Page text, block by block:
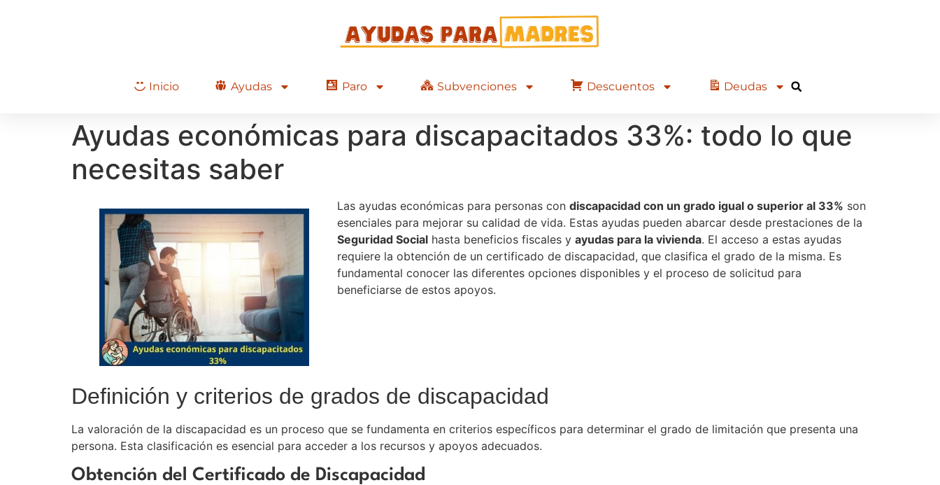
Inicio Ayudas Paro Subvenciones Descuentos Deudas
Ayudas económicas para discapacitados 33%: todo lo que
necesitas saber
Las ayudas económicas para personas con discapacidad con un grado igual o superior al 33% son
esenciales para mejorar su calidad de vida. Estas ayudas pueden abarcar desde prestaciones de la
Seguridad Socialhasta beneficios fiscales y ayudas para la vivienda. El acceso a estas ayudas
requiere la obtención de un certificado de discapacidad, que clasifica el grado de la misma. Es
fundamental conocer las diferentes opciones disponibles y el proceso de solicitud para
beneficiarse de estos apoyos.
Definición y criterios de grados de discapacidad
La valoración de la discapacidad es un proceso que se fundamenta en criterios específicos para determinar el grado de limitación que presenta una
persona. Esta clasificación es esencial para acceder a los recursos y apoyos adecuados.
Obtención del Certificado de Discapacidad